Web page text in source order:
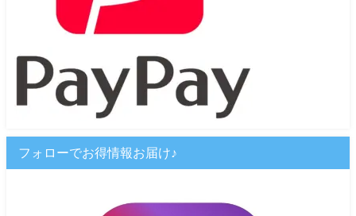
フォローでお得情報お届け♪